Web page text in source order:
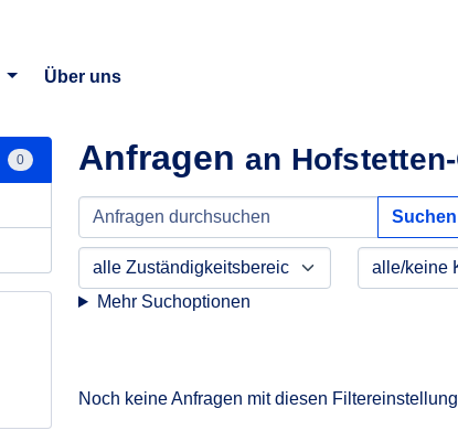
Über uns
Anfragen an
Suchen
Mehr Suchoptionen
Noch keine Anfragen mit diesen
0